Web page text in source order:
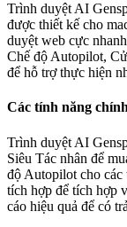
Trình duyệt AI
được thiết kế cho
duyệt web cực
Chế độ Autopilot,
để hỗ trợ thực hiện
Các tính năng
Trình duyệt AI
Siêu Tác nhân để
độ Autopilot cho các
tích hợp để tích hợp
cáo hiệu quả để có